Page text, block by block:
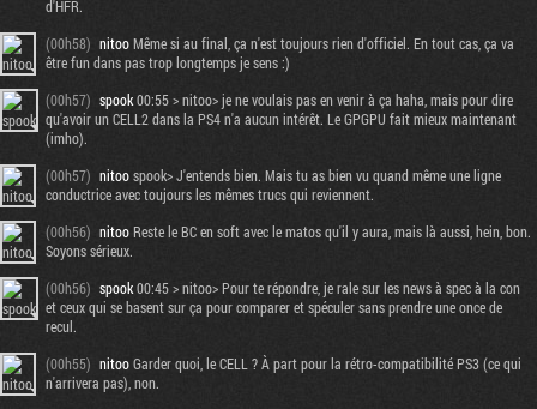
d'HFR.
(00h58) nitooMême si au final, ça n'est toujours rien d'officiel. En tout cas, ça va
être fun dans pas trop longtemps je sens :)
(00h57) spook00:55 > nitoo> je ne voulais pas en venir à ça haha, mais pour dire
qu'avoir un CELL2 dans la PS4 n'a aucun intérêt. Le GPGPU fait mieux maintenant
(imho).
(00h57) nitoospook> J'entends bien. Mais tu as bien vu quand même une ligne
conductrice avec toujours les mêmes trucs qui reviennent.
(00h56) nitooReste le BC en soft avec le matos qu'il y aura, mais là aussi, hein, bon.
Soyons sérieux.
(00h56) spook00:45 > nitoo> Pour te répondre, je rale sur les news à spec à la con
et ceux qui se basent sur ça pour comparer et spéculer sans prendre une once de
recul.
(00h55) nitooGarder quoi, le CELL ? À part pour la rétro-compatibilité PS3 (ce qui
n'arrivera pas), non.